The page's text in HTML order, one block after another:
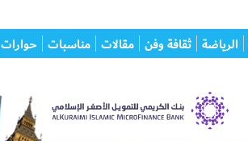
الرياضة ثقافة وفن مقالات مناسبات حوارات